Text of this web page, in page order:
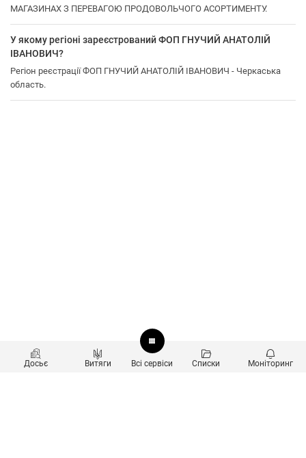
МАГАЗИНАХ З ПЕРЕВАГОЮ ПРОДОВОЛЬЧОГО АСОРТИМЕНТУ.
У якому регіоні зареєстрований ФОП ГНУЧИЙ АНАТОЛІЙ
ІВАНОВИЧ?
Регіон реєстрації ФОП ГНУЧИЙ АНАТОЛІЙ ІВАНОВИЧ - Черкаська
область.
Досьє Витяги Всі сервіси Списки Моніторинг